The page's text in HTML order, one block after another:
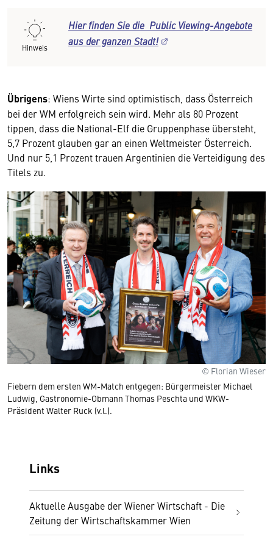
Hinweis
Hier finden Sie die Public Viewing-Angebote
aus der ganzen Stadt!
Übrigens: Wiens Wirte sind optimistisch, dass Österreich
bei der WM erfolgreich sein wird. Mehr als 80 Prozent
tippen, dass die National-Elf die Gruppenphase übersteht,
5,7 Prozent glauben gar an einen Weltmeister Österreich.
Und nur 5,1 Prozent trauen Argentinien die Verteidigung des
Titels zu.
© Florian Wieser
Fiebern dem ersten WM-Match entgegen: Bürgermeister Michael
Ludwig, Gastronomie-Obmann Thomas Peschta und WKW-
Präsident Walter Ruck (v.l.).
Links
Aktuelle Ausgabe der Wiener Wirtschaft - Die
Zeitung der Wirtschaftskammer Wien